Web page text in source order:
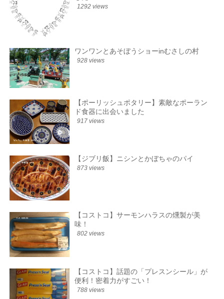
1292 views
ワンワンとあそぼうショーinむさしの村
928 views
【ポーリッシュポタリー】素敵なポーラン
ド食器に出会いました
917 views
【ジブリ飯】ニシンとかぼちゃのパイ
873 views
【コストコ】サーモンハラスの燻製が美
味！
802 views
【コストコ】話題の「プレスンシール」が
便利！密着力がすごい！
788 views